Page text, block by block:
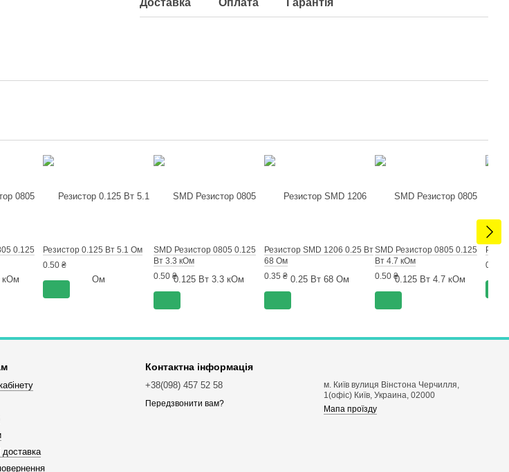
Доставка Оплата Гарантія
0.125
Резистор 0.125 Вт 5.1 Ом
0.50 ₴
SMD Резистор 0805 0.125
Вт 3.3 кОм
0.50 ₴
Резистор SMD 1206 0.25 Вт
68 Ом
0.35 ₴
SMD Резистор 0805 0.125
Вт 4.7 кОм
0.50 ₴
0.50 ₴
Контактна інформація
+38(098) 457 52 58
Передзвонити вам?
м. Київ вулиця Вінстона Черчилля,
1(офіс) Київ, Украина, 02000
Мапа проїзду